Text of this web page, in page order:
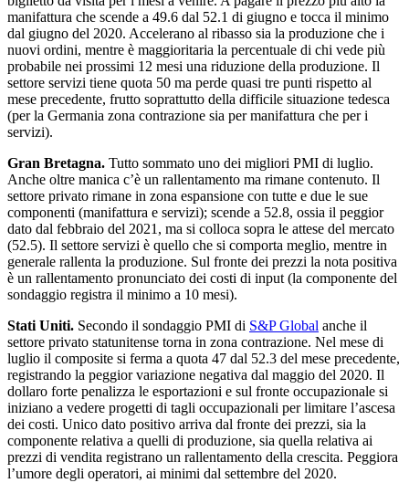
manifattura che scende a 49.6 dal 52.1 di giugno e tocca il minimo
dal giugno del 2020. Accelerano al ribasso sia la produzione che i
nuovi ordini, mentre è maggioritaria la percentuale di chi vede più
probabile nei prossimi 12 mesi una riduzione della produzione. Il
settore servizi tiene quota 50 ma perde quasi tre punti rispetto al
mese precedente, frutto soprattutto della difficile situazione tedesca
(per la Germania zona contrazione sia per manifattura che per i
servizi).
Gran Bretagna. Tutto sommato uno dei migliori PMI di luglio.
Anche oltre manica c’è un rallentamento ma rimane contenuto. Il
settore privato rimane in zona espansione con tutte e due le sue
componenti (manifattura e servizi); scende a 52.8, ossia il peggior
dato dal febbraio del 2021, ma si colloca sopra le attese del mercato
(52.5). Il settore servizi è quello che si comporta meglio, mentre in
generale rallenta la produzione. Sul fronte dei prezzi la nota positiva
è un rallentamento pronunciato dei costi di input (la componente del
sondaggio registra il minimo a 10 mesi).
Stati Uniti. Secondo il sondaggio PMI di S&P Global anche il
settore privato statunitense torna in zona contrazione. Nel mese di
luglio il composite si ferma a quota 47 dal 52.3 del mese precedente,
registrando la peggior variazione negativa dal maggio del 2020. Il
dollaro forte penalizza le esportazioni e sul fronte occupazionale si
iniziano a vedere progetti di tagli occupazionali per limitare l’ascesa
dei costi. Unico dato positivo arriva dal fronte dei prezzi, sia la
componente relativa a quelli di produzione, sia quella relativa ai
prezzi di vendita registrano un rallentamento della crescita. Peggiora
l’umore degli operatori, ai minimi dal settembre del 2020.